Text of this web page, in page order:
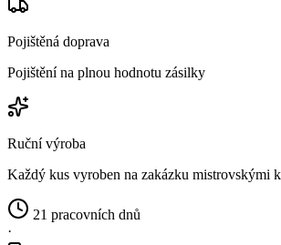
Pojištěná doprava
Pojištění na plnou hodnotu zásilky
Ruční výroba
Každý kus vyroben na zakázku mistrovskými
21 pracovních dnů
·